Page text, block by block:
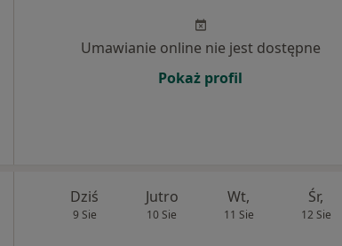
Umawianie online nie jest dostępne
Pokaż profil
Dziś
9 Sie
Jutro
10 Sie
Wt,
11 Sie
Śr,
12 Sie